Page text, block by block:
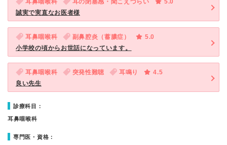
耳鼻咽喉科 耳の閉塞感・聞こえづらい
5.0
誠実で実直なお医者様
耳鼻咽喉科 副鼻腔炎（蓄膿症）
5.0
小学校の頃からお世話になっています。
耳鼻咽喉科 突発性難聴 耳鳴り
4.5
良い先生
診療科目：
耳鼻咽喉科
専門医・資格：